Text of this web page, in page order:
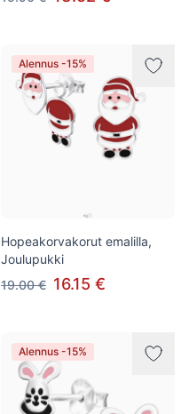
Alennus -15%
Hopeakorvakorut emalilla,
Joulupukki
19.00 € 16.15 €
Alennus -15%